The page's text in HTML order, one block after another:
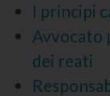
I principi
Avvocato
dei reati